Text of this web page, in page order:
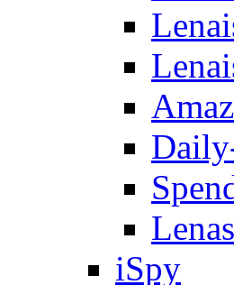
iSpy